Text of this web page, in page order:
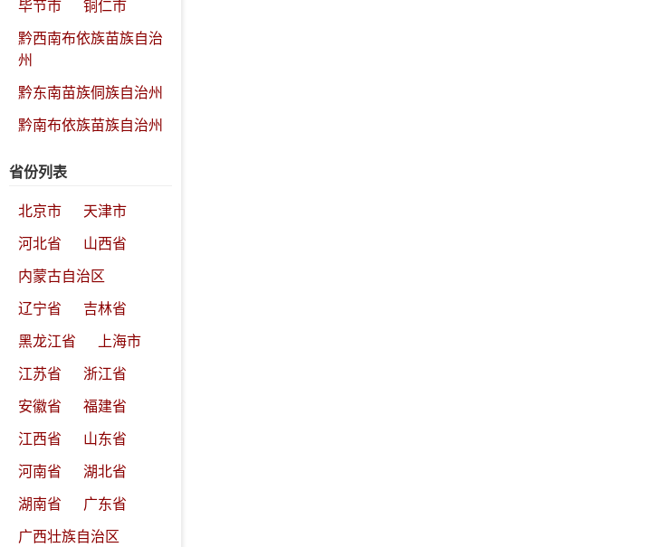
毕节市 铜仁市
黔西南布依族苗族自治
州
黔东南苗族侗族自治州
黔南布依族苗族自治州
省份列表
北京市 天津市
河北省 山西省
内蒙古自治区
辽宁省 吉林省
黑龙江省 上海市
江苏省 浙江省
安徽省 福建省
江西省 山东省
河南省 湖北省
湖南省 广东省
广西壮族自治区